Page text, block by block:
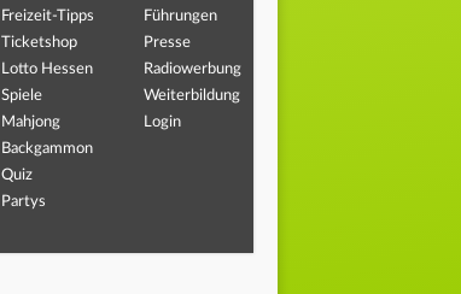
Freizeit-Tipps
Ticketshop
Lotto Hessen
Spiele
Mahjong
Backgammon
Quiz
Partys
Führungen
Presse
Radiowerbung
Weiterbildung
Login